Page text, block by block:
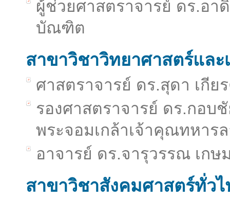
ผู้ช่วยศาสตราจารย์ ดร.อ
บัณฑิต
สาขาวิชาวิทยาศาสตร์และ
ศาสตราจารย์ ดร.สุดา เกี
รองศาสตราจารย์ ดร.กอบ
พระจอมเกล้าเจ้าคุณทหาร
อาจารย์ ดร.จารุวรรณ เก
สาขาวิชาสังคมศาสตร์ทั่วไ